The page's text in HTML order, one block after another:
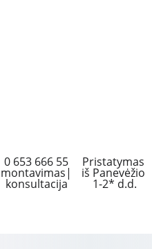
Pristatymas
iš Panevėžio
1-2* d.d.
0 653 666 55
montavimas|
konsultacija